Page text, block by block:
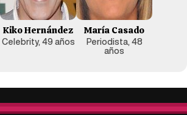
Kiko Hernández
Celebrity, 49 años
María Casado
Periodista, 48
años